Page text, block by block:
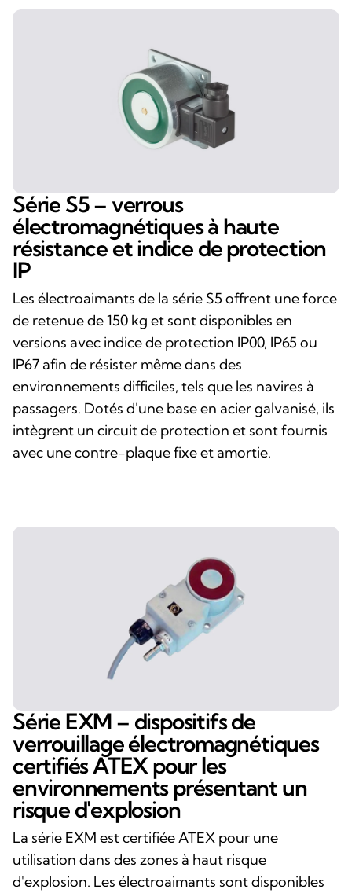
Série S5 – verrous
électromagnétiques à haute
résistance et indice de protection
IP
Les électroaimants de la série S5 offrent une force
de retenue de 150 kg et sont disponibles en
versions avec indice de protection IP00, IP65 ou
IP67 afin de résister même dans des
environnements difficiles, tels que les navires à
passagers. Dotés d'une base en acier galvanisé, ils
intègrent un circuit de protection et sont fournis
avec une contre-plaque fixe et amortie.
Série EXM – dispositifs de
verrouillage électromagnétiques
certifiés ATEX pour les
environnements présentant un
risque d'explosion
La série EXM est certifiée ATEX pour une
utilisation dans des zones à haut risque
d'explosion. Les électroaimants sont disponibles